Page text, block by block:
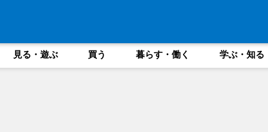
見る・遊ぶ 買う 暮らす・働く 学ぶ・知る